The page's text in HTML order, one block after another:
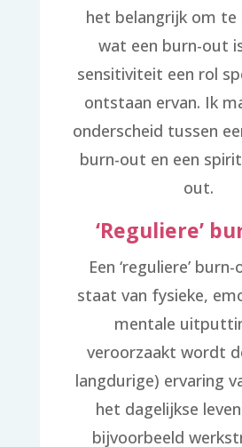
het belangrijk om te
wat een burn-out
sensitiviteit een rol
ontstaan ervan. Ik
onderscheid tussen
burn-out en een
out.
‘Reguliere’
Een ‘reguliere’
staat van fysieke,
mentale
veroorzaakt wordt
langdurige) ervaring
het dagelijkse
bijvoorbeeld